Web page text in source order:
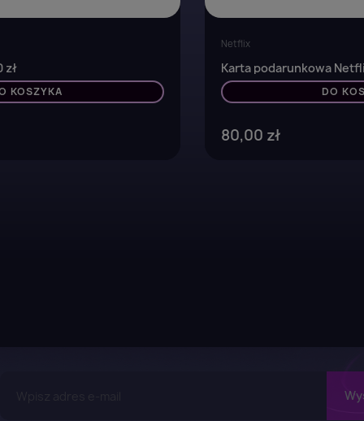
zł
KOSZYKA
Netflix
Karta podarunkowa
DO
80,00 zł